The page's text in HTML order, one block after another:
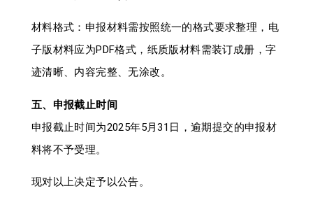
材料格式：申报材料需按照统一的格式要求整理，电
子版材料应为PDF格式，纸质版材料需装订成册，字
迹清晰、内容完整、无涂改。
五、申报截止时间
申报截止时间为2025年5月31日，逾期提交的申报材
料将不予受理。
现对以上决定予以公告。